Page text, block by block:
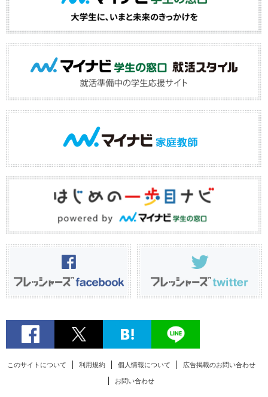
このサイトについて 利用規約 個人情報について 広告掲載のお問い合わせ
お問い合わせ